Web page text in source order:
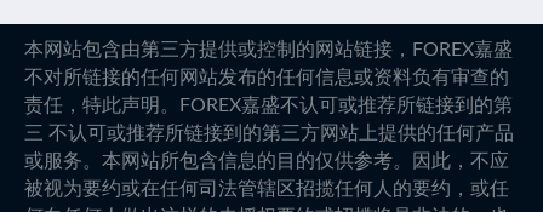
本网站包含由第三方提供或控制的网站链接，FOREX嘉盛
不对所链接的任何网站发布的任何信息或资料负有审查的
责任，特此声明。FOREX嘉盛不认可或推荐所链接到的第
三 不认可或推荐所链接到的第三方网站上提供的任何产品
或服务。本网站所包含信息的目的仅供参考。因此，不应
被视为要约或在任何司法管辖区招揽任何人的要约，或任